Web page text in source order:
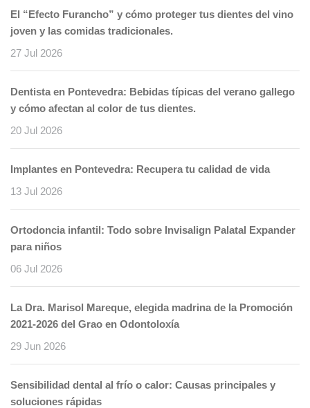
El “Efecto Furancho” y cómo proteger tus dientes del vino
joven y las comidas tradicionales.
27 Jul 2026
Dentista en Pontevedra: Bebidas típicas del verano gallego
y cómo afectan al color de tus dientes.
20 Jul 2026
Implantes en Pontevedra: Recupera tu calidad de vida
13 Jul 2026
Ortodoncia infantil: Todo sobre Invisalign Palatal Expander
para niños
06 Jul 2026
La Dra. Marisol Mareque, elegida madrina de la Promoción
2021-2026 del Grao en Odontoloxía
29 Jun 2026
Sensibilidad dental al frío o calor: Causas principales y
soluciones rápidas